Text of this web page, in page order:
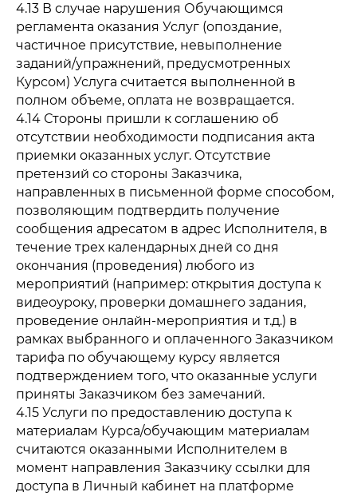
4.13 В случае нарушения Обучающимся
регламента оказания Услуг (опоздание,
частичное присутствие, невыполнение
заданий/упражнений, предусмотренных
Курсом) Услуга считается выполненной в
полном объеме, оплата не возвращается.
4.14 Стороны пришли к соглашению об
отсутствии необходимости подписания акта
приемки оказанных услуг. Отсутствие
претензий со стороны Заказчика,
направленных в письменной форме способом,
позволяющим подтвердить получение
сообщения адресатом в адрес Исполнителя, в
течение трех календарных дней со дня
окончания (проведения) любого из
мероприятий (например: открытия доступа к
видеоуроку, проверки домашнего задания,
проведение онлайн-мероприятия и т.д.) в
рамках выбранного и оплаченного Заказчиком
тарифа по обучающему курсу является
подтверждением того, что оказанные услуги
приняты Заказчиком без замечаний.
4.15 Услуги по предоставлению доступа к
материалам Курса/обучающим материалам
считаются оказанными Исполнителем в
момент направления Заказчику ссылки для
доступа в Личный кабинет на платформе